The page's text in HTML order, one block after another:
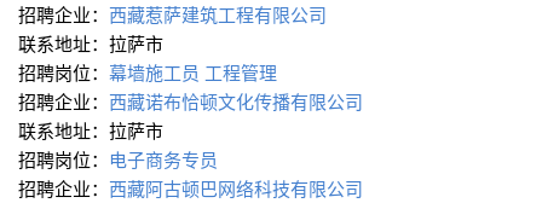
招聘企业： 西藏惹萨建筑工程有限公司
联系地址：拉萨市
招聘岗位： 幕墙施工员 工程管理
招聘企业： 西藏诺布恰顿文化传播有限公司
联系地址：拉萨市
招聘岗位： 电子商务专员
招聘企业： 西藏阿古顿巴网络科技有限公司